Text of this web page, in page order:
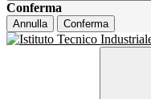
Conferma
Annulla Conferma